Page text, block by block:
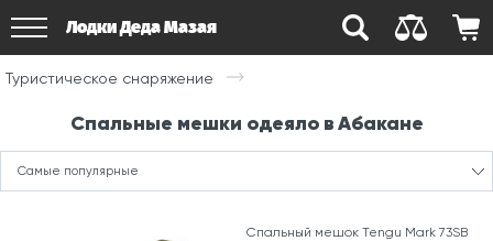
Лодки Деда Мазая
Туристическое снаряжение
Спальные мешки одеяло в Абакане
Самые популярные
Спальный мешок Tengu Mark 73SB